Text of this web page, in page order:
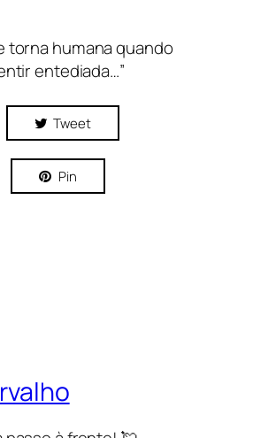
torna humana quando
entediada…”
Tweet
Pin